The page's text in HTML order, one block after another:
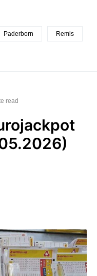
Paderborn Remis
read